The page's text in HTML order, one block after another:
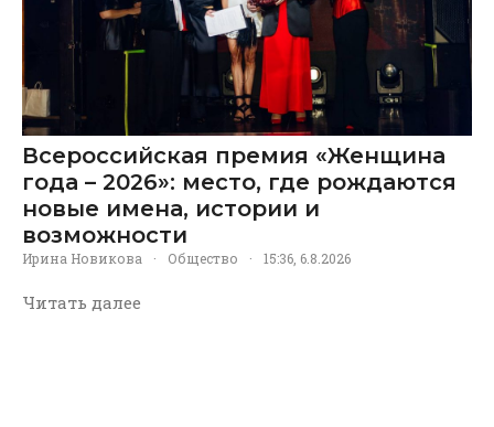
Всероссийская премия «Женщина
года – 2026»: место, где рождаются
новые имена, истории и
возможности
Ирина Новикова · Общество · 15:36, 6.8.2026
Читать далее